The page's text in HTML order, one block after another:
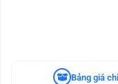
Bảng giá